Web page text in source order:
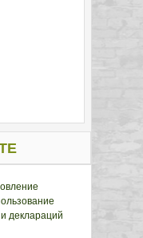
деклараций